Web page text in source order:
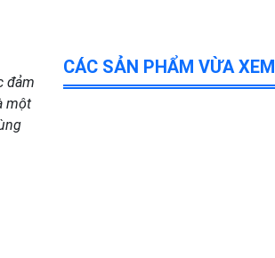
đảm
một
CÁC SẢN PHẨM VỪA XEM